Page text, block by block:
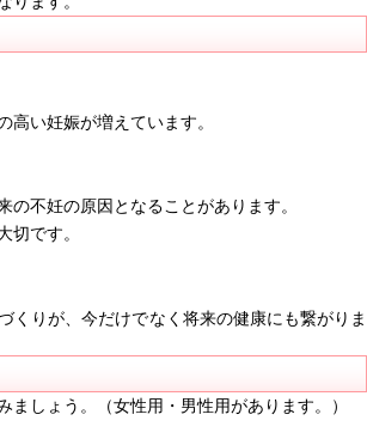
い妊娠が増えています。
の不妊の原因となることがあります。
切です。
くりが、今だけでなく将来の健康にも繋がりま
ましょう。
（女性用・男性用があります。）